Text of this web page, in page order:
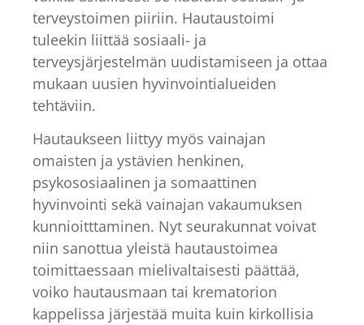
terveystoimen piiriin. Hautaustoimi
tuleekin liittää sosiaali- ja
terveysjärjestelmän uudistamiseen ja ottaa
mukaan uusien hyvinvointialueiden
tehtäviin.
Hautaukseen liittyy myös vainajan
omaisten ja ystävien henkinen,
psykososiaalinen ja somaattinen
hyvinvointi sekä vainajan vakaumuksen
kunnioitttaminen. Nyt seurakunnat voivat
niin sanottua yleistä hautaustoimea
toimittaessaan mielivaltaisesti päättää,
voiko hautausmaan tai krematorion
kappelissa järjestää muita kuin kirkollisia